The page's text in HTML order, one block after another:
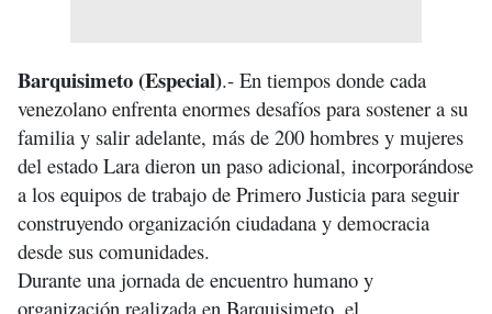
Barquisimeto (Especial).- En tiempos donde cada
venezolano enfrenta enormes desafíos para sostener a su
familia y salir adelante, más de 200 hombres y mujeres
del estado Lara dieron un paso adicional, incorporándose
a los equipos de trabajo de Primero Justicia para seguir
construyendo organización ciudadana y democracia
desde sus comunidades.
Durante una jornada de encuentro humano y
organización realizada en Barquisimeto, el